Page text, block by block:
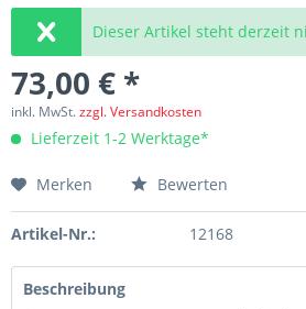
Dieser Artikel steht derzeit
73,00 € *
inkl. MwSt.zzgl. Versandkosten
Lieferzeit 1-2 Werktage*
Merken Bewerten
Artikel-Nr.: 12168
Beschreibung